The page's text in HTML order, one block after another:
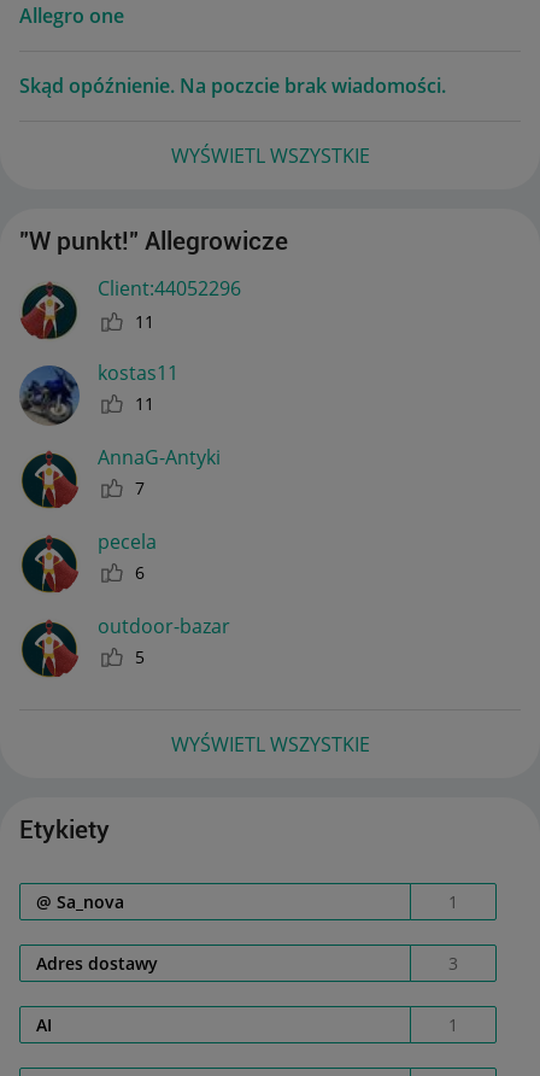
Allegro one
Skąd opóźnienie. Na poczcie brak wiadomości.
WYŚWIETL WSZYSTKIE
"W punkt!" Allegrowicze
Client:44052296
11
kostas11
11
AnnaG-Antyki
7
pecela
6
outdoor-bazar
5
WYŚWIETL WSZYSTKIE
Etykiety
@ Sa_nova 1
Adres dostawy 3
AI 1